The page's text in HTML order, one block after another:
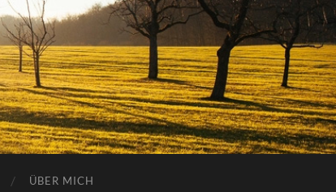
ÜBER MICH